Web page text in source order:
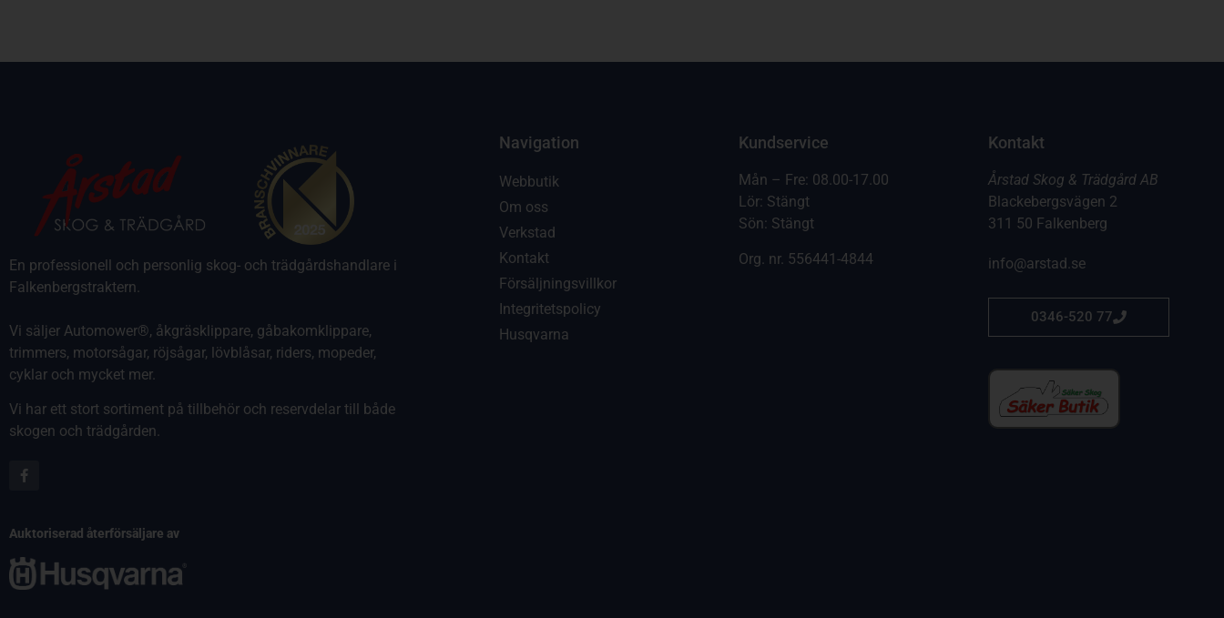
En professionell och personlig skog- och trädgårdshandlare i
Falkenbergstraktern.
Vi säljer Automower®, åkgräsklippare, gåbakomklippare,
trimmers, motorsågar, röjsågar, lövblåsar, riders, mopeder,
cyklar och mycket mer.
Vi har ett stort sortiment på tillbehör och reservdelar till både
skogen och trädgården.
Auktoriserad återförsäljare av
Navigation
Webbutik
Om oss
Verkstad
Kontakt
Försäljningsvillkor
Integritetspolicy
Husqvarna
Kundservice
Mån – Fre: 08.00-17.00
Lör: Stängt
Sön: Stängt
Org. nr. 556441-4844
Kontakt
Årstad Skog & Trädgård AB
Blackebergsvägen 2
311 50 Falkenberg
info@arstad.se
0346-520 77